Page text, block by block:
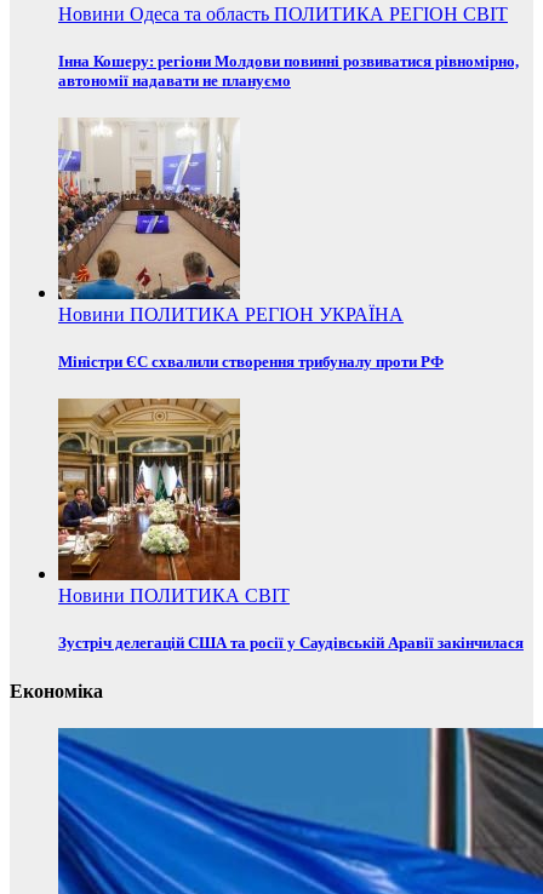
Новини Одеса та область ПОЛИТИКА РЕГІОН СВІТ
Інна Кошеру: регіони Молдови повинні розвиватися рівномірно,
автономії надавати не плануємо
Новини ПОЛИТИКА РЕГІОН УКРАЇНА
Міністри ЄС схвалили створення трибуналу проти РФ
Новини ПОЛИТИКА СВІТ
Зустріч делегацій США та росії у Саудівській Аравії закінчилася
Економіка